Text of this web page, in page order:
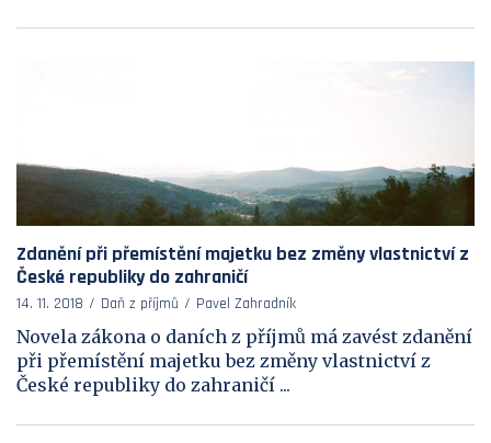
Zdanění při přemístění majetku bez změny vlastnictví z
České republiky do zahraničí
14. 11. 2018 Daň z příjmů Pavel Zahradník
Novela zákona o daních z příjmů má zavést zdanění
při přemístění majetku bez změny vlastnictví z
České republiky do zahraničí ...